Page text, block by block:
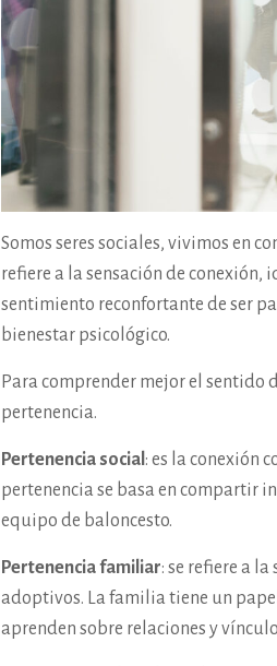
Somos seres sociales, vivimos en
refiere a la sensación de conexión,
sentimiento reconfortante de ser
bienestar psicológico.
Para comprender mejor el sentido
pertenencia.
Pertenencia social : es la conexión
pertenencia se basa en compartir
equipo de baloncesto.
Pertenencia familiar: se refiere a
adoptivos. La familia tiene un
aprenden sobre relaciones y